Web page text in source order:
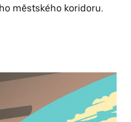
městského koridoru.